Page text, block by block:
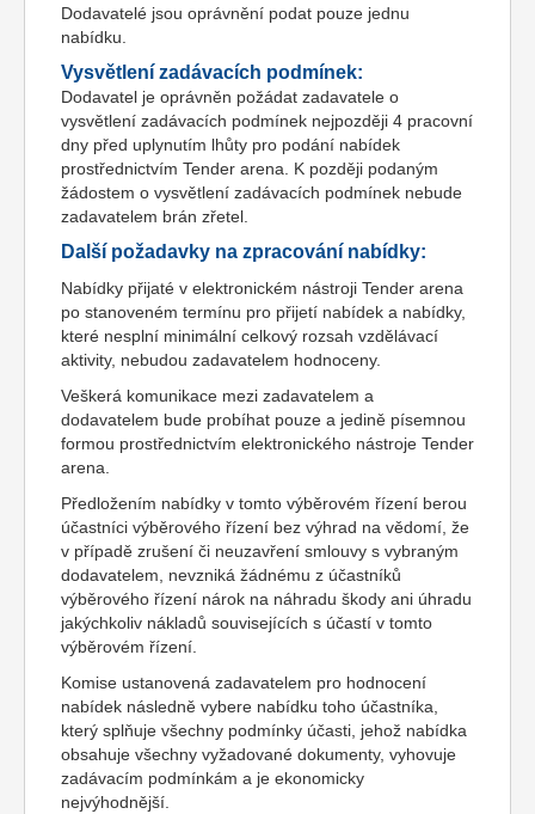
Dodavatelé jsou oprávnění podat pouze jednu
nabídku.
Vysvětlení zadávacích podmínek:
Dodavatel je oprávněn požádat zadavatele o
vysvětlení zadávacích podmínek nejpozději 4 pracovní
dny před uplynutím lhůty pro podání nabídek
prostřednictvím Tender arena. K později podaným
žádostem o vysvětlení zadávacích podmínek nebude
zadavatelem brán zřetel.
Další požadavky na zpracování nabídky:
Nabídky přijaté v elektronickém nástroji Tender arena
po stanoveném termínu pro přijetí nabídek a nabídky,
které nesplní minimální celkový rozsah vzdělávací
aktivity, nebudou zadavatelem hodnoceny.
Veškerá komunikace mezi zadavatelem a
dodavatelem bude probíhat pouze a jedině písemnou
formou prostřednictvím elektronického nástroje Tender
arena.
Předložením nabídky v tomto výběrovém řízení berou
účastníci výběrového řízení bez výhrad na vědomí, že
v případě zrušení či neuzavření smlouvy s vybraným
dodavatelem, nevzniká žádnému z účastníků
výběrového řízení nárok na náhradu škody ani úhradu
jakýchkoliv nákladů souvisejících s účastí v tomto
výběrovém řízení.
Komise ustanovená zadavatelem pro hodnocení
nabídek následně vybere nabídku toho účastníka,
který splňuje všechny podmínky účasti, jehož nabídka
obsahuje všechny vyžadované dokumenty, vyhovuje
zadávacím podmínkám a je ekonomicky
nejvýhodnější.